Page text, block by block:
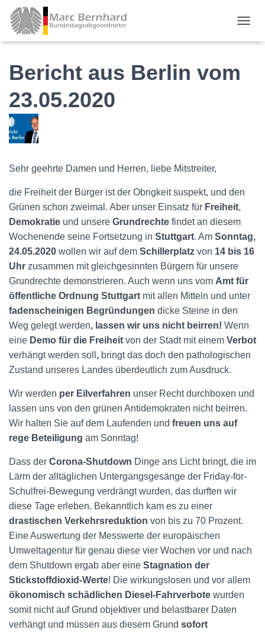
Bericht aus Berlin vom
23.05.2020
Sehr geehrte Damen und Herren, liebe Mitstreiter,
die Freiheit der Bürger ist der Obrigkeit suspekt, und den
Grünen schon zweimal. Aber unser Einsatz für Freiheit,
Demokratie und unsere Grundrechte findet an diesem
Wochenende seine Fortsetzung in Stuttgart. Am Sonntag,
24.05.2020 wollen wir auf dem Schillerplatz von 14 bis 16
Uhr zusammen mit gleichgesinnten Bürgern für unsere
Grundrechte demonstrieren. Auch wenn uns vom Amt für
öffentliche Ordnung Stuttgart mit allen Mitteln und unter
fadenscheinigen Begründungen dicke Steine in den
Weg gelegt werden, lassen wir uns nicht beirren! Wenn
eine Demo für die Freiheit von der Stadt mit einem Verbot
verhängt werden soll , bringt das doch den pathologischen
Zustand unseres Landes überdeutlich zum Ausdruck.
Wir werden per Eilverfahren unser Recht durchboxen und
lassen uns von den grünen Antidemokraten nicht beirren.
Wir halten Sie auf dem Laufenden und freuen uns auf
rege Beteiligung am Sonntag!
Dass der Corona-Shutdown Dinge ans Licht bringt, die im
Lärm der alltäglichen Untergangsgesänge der Friday-for-
Schulfrei-Bewegung verdrängt wurden, das durften wir
diese Tage erleben. Bekanntlich kam es zu einer
drastischen Verkehrsreduktion von bis zu 70 Prozent.
Eine Auswertung der Messwerte der europäischen
Umweltagentur für genau diese vier Wochen vor und nach
dem Shutdown ergab aber eine Stagnation der
Stickstoffdioxid-Werte! Die wirkungslosen und vor allem
ökonomisch schädlichen Diesel-Fahrverbote wurden
somit nicht auf Grund objektiver und belastbarer Daten
verhängt und müssen aus diesem Grund sofort